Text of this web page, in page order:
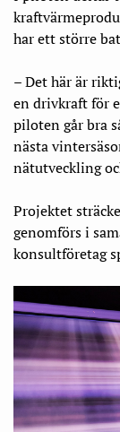
har ett större
– Det här är
en drivkraft för
piloten går bra
nästa
nätutveckling
Projektet
genomförs i
konsultföretag